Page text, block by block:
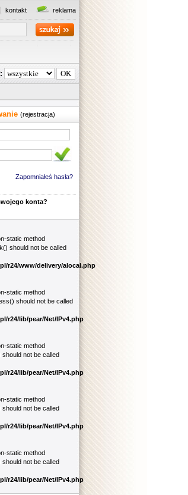
reklama
kontakt
(rejestracja)
Zapomniałeś hasła?
konta?
static method
should not be called
r24/www/delivery/alocal.php
static method
should not be called
r24/lib/pear/Net/IPv4.php
static method
not be called
r24/lib/pear/Net/IPv4.php
static method
not be called
r24/lib/pear/Net/IPv4.php
static method
not be called
r24/lib/pear/Net/IPv4.php